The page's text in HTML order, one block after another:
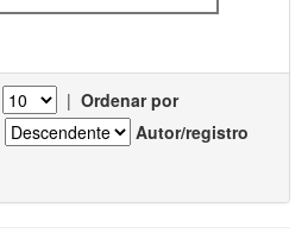
| Ordenar por
Autor/registro